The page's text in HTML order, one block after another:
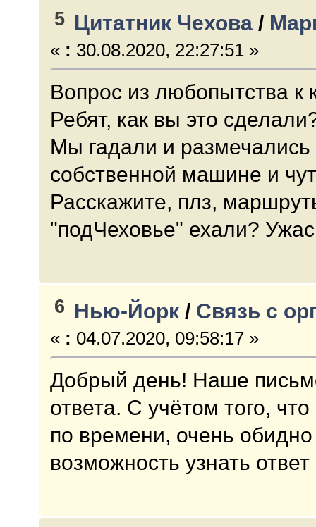
5 Цитатник Чехова /
« : 30.08.2020, 22:27:51 »
Вопрос из любопытства к
Ребят, как вы это
Мы гадали и
собственной машине и
Расскажите, плз,
"подЧеховье" ехали?
6 Нью-Йорк / Связь с
« : 04.07.2020, 09:58:17 »
Добрый день! Наше
ответа. С учётом того,
по времени, очень
возможность узнать